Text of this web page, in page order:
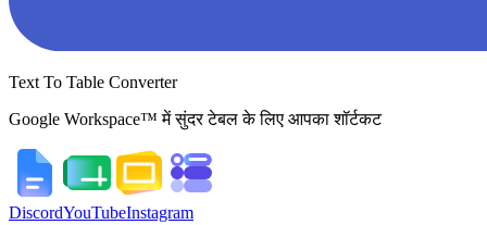
Text To Table Converter
Google Workspace™ में सुंदर टेबल के लिए आपका शॉर्टकट
DiscordYouTubeInstagram